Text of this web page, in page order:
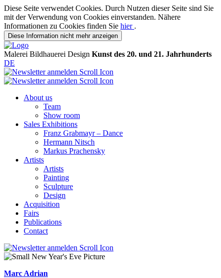
Diese Seite verwendet Cookies. Durch Nutzen dieser Seite sind Sie
mit der Verwendung von Cookies einverstanden. Nähere
Informationen zu Cookies finden Sie hier .
Diese Information nicht mehr anzeigen
Malerei Bildhauerei Design Kunst des 20. und 21. Jahrhunderts
DE
About us
Team
Show room
Sales Exhibitions
Franz Grabmayr – Dance
Hermann Nitsch
Markus Prachensky
Artists
Artists
Painting
Sculpture
Design
Acquisition
Fairs
Publications
Contact
Marc Adrian